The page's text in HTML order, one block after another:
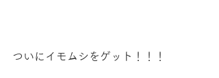
ついにイモムシをゲット！！！